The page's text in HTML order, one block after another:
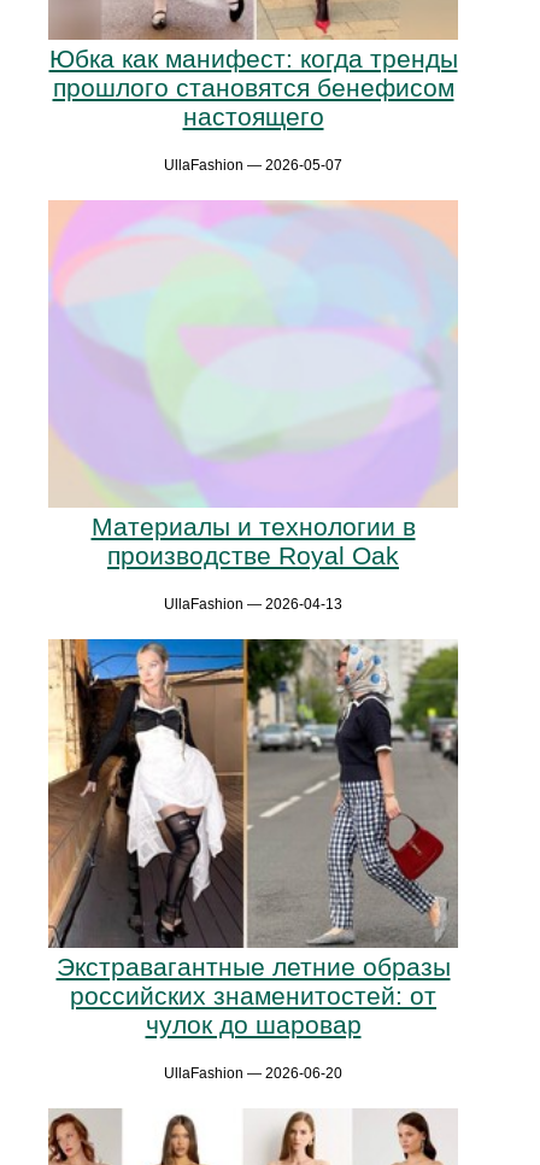
Юбка как манифест: когда тренды
прошлого становятся бенефисом
настоящего
UllaFashion — 2026-05-07
Материалы и технологии в
производстве Royal Oak
UllaFashion — 2026-04-13
Экстравагантные летние образы
российских знаменитостей: от
чулок до шаровар
UllaFashion — 2026-06-20